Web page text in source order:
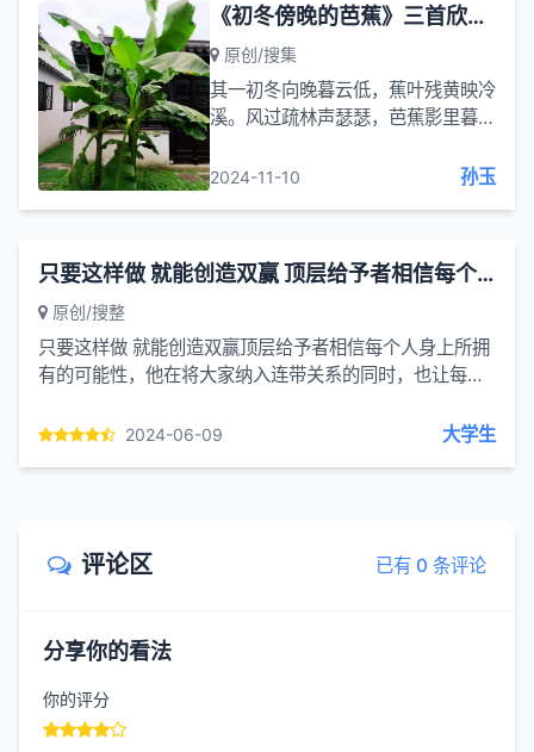
《初冬傍晚的芭蕉》三首欣赏 作者艾吾 初冬向晚暮云低 蕉叶残黄映冷溪
原创/搜集
其一初冬向晚暮云低，蕉叶残黄映冷
溪。风过疏林声瑟瑟，芭蕉影里暮鸦
象，傍晚的天空暮云低垂，芭蕉的叶
2024-11-10 孙玉
只要这样做 就能创造双赢 顶层给予者相信每个人身上所拥有的可能性
原创/搜整
只要这样做 就能创造双赢顶层给予者相信每个人身上所拥
有的可能性，他在将大家纳入连带关系的同时，也让每个
赢家和输家...2024-06-09 大学生
评论区 已有 0 条评论
分享你的看法
你的评分